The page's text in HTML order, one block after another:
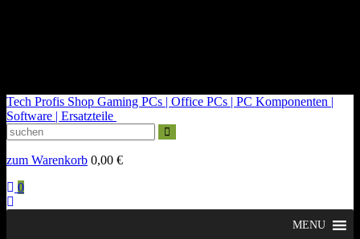
Tech Profis Shop Gaming PCs | Office PCs | PC Komponenten |
Software | Ersatzteile
zum Warenkorb 0,00 €
0
MENU